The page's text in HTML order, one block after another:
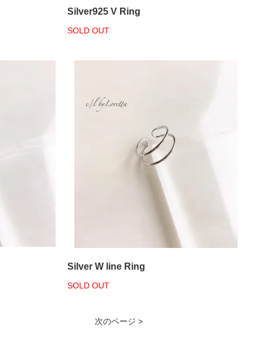
Silver925 V Ring
SOLD OUT
Silver W line Ring
SOLD OUT
次のページ >